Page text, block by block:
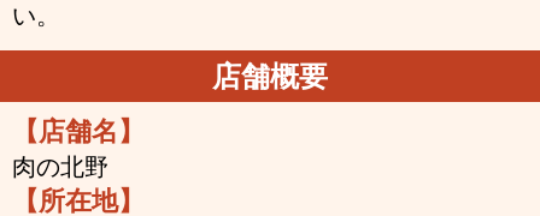
い。
店舗概要
【店舗名】
肉の北野
【所在地】